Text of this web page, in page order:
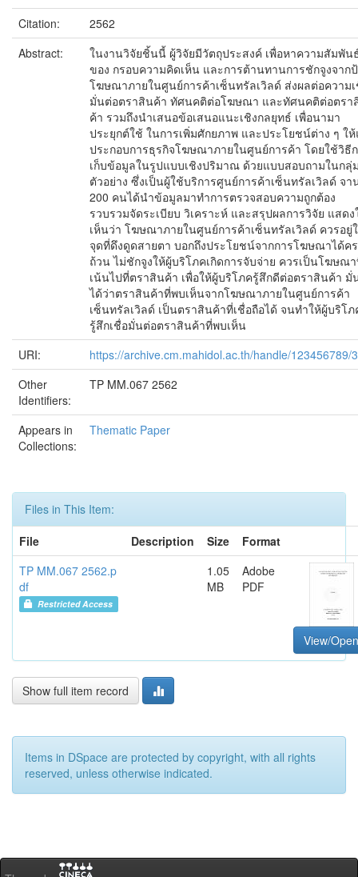
Citation:
2562
Abstract:
ในงานวิจัยชิ้นนี้ ผู้วิจัยมีวัตถุประสงค์ เพื่อหาความสัมพัน
ของ กรอบความคิดเห็น และการต้านทานการชักจูงจาก
โฆษณาภายในศูนย์การค้าเซ็นทรัลเวิลด์ ส่งผลต่อความ
มั่นต่อตราสินค้า ทัศนคติต่อโฆษณา และทัศนคติต่อตรา
ค้า รวมถึงนำเสนอข้อเสนอแนะเชิงกลยุทธ์ เพื่อนามา
ประยุกต์ใช้ ในการเพิ่มศักยภาพ และประโยชน์ต่าง ๆ ใ
ประกอบการธุรกิจโฆษณาภายในศูนย์การค้า โดยใช้วิธี
เก็บข้อมูลในรูปแบบเชิงปริมาณ ด้วยแบบสอบถามในกลุ่
ตัวอย่าง ซึ่งเป็นผู้ใช้บริการศูนย์การค้าเซ็นทรัลเวิลด์ จา
200 คนได้นำข้อมูลมาทำการตรวจสอบความถูกต้อง
รวบรวมจัดระเบียบ วิเคราะห์ และสรุปผลการวิจัย แสดง
เห็นว่า โฆษณาภายในศูนย์การค้าเซ็นทรัลเวิลด์ ควรอยู่
จุดที่ดึงดูดสายตา บอกถึงประโยชน์จากการโฆษณาได้ค
ถ้วน ไม่ชักจูงให้ผู้บริโภคเกิดการจับจ่าย ควรเป็นโฆษณ
เน้นไปที่ตราสินค้า เพื่อให้ผู้บริโภครู้สึกดีต่อตราสินค้า มั่
ได้ว่าตราสินค้าที่พบเห็นจากโฆษณาภายในศูนย์การค้า
เซ็นทรัลเวิลด์ เป็นตราสินค้าที่เชื่อถือได้ จนทำให้ผู้บริโภ
รู้สึกเชื่อมั่นต่อตราสินค้าที่พบเห็น
URI:
https://archive.cm.mahidol.ac.th/handle/123456789/
Other
Identifiers:
TP MM.067 2562
Appears in
Collections:
Thematic Paper
Files in This Item:
File
Description Size
Format
TP MM.067 2562.p
df
Restricted Access
1.05
MB
Adobe
PDF
View/Open
Show full item record
Items in DSpace are protected by copyright, with all rights
reserved, unless otherwise indicated.